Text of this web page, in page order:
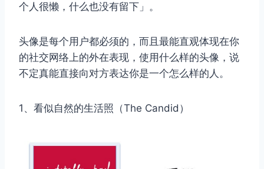
个人很懒，什么也没有留下」。
头像是每个用户都必须的，而且最能直观体现在你
的社交网络上的外在表现，使用什么样的头像，说
不定真能直接向对方表达你是一个怎么样的人。
1、看似自然的生活照（The Candid）